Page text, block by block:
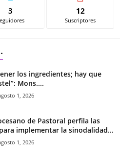
3 12
Suscriptores
los ingredientes; hay que
Mons....
1, 2026
de Pastoral perfila las
implementar la sinodalidad...
1, 2026